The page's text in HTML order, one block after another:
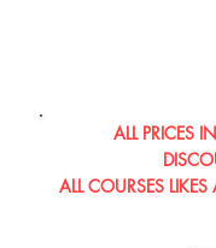
ALL PRICES
ALL COURSES